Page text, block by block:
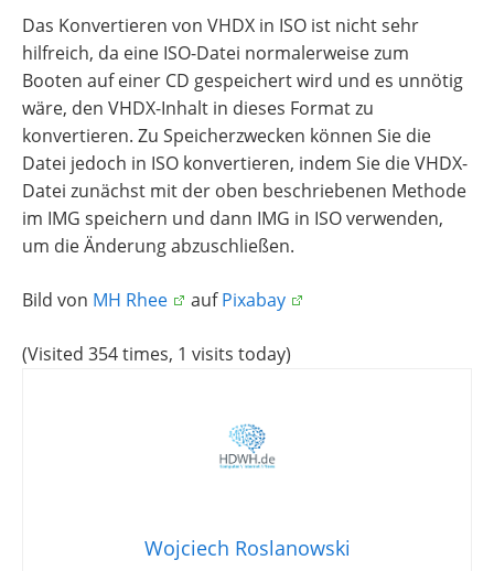
Das Konvertieren von VHDX in ISO ist nicht sehr
hilfreich, da eine ISO-Datei normalerweise zum
Booten auf einer CD gespeichert wird und es unnötig
wäre, den VHDX-Inhalt in dieses Format zu
konvertieren. Zu Speicherzwecken können Sie die
Datei jedoch in ISO konvertieren, indem Sie die VHDX-
Datei zunächst mit der oben beschriebenen Methode
im IMG speichern und dann IMG in ISO verwenden,
um die Änderung abzuschließen.
Bild von MH Rhee aufPixabay
(Visited 354 times, 1 visits today)
Wojciech Roslanowski